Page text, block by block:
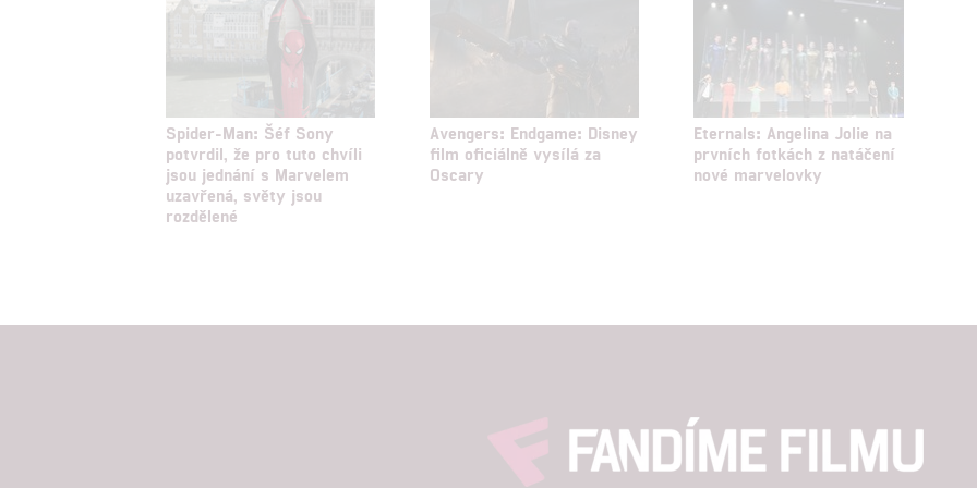
Spider-Man: Šéf Sony
potvrdil, že pro tuto chvíli
jsou jednání s Marvelem
uzavřená, světy jsou
rozdělené
Avengers: Endgame: Disney
film oficiálně vysílá za
Oscary
Eternals: Angelina Jolie na
prvních fotkách z natáčení
nové marvelovky